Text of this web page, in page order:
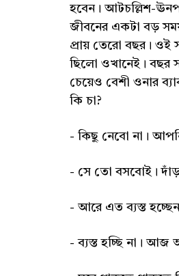
হবেন। আটচল্লিশ-
জীবনের একটা বড় সময়
প্রায় তেরো বছর। ওই
ছিলো ওখানেই। বছর
চেয়েও বেশী ওনার
কি চা?
- কিছু নেবো না।
- সে তো বসবোই।
- আরে এত ব্যস্ত
- ব্যস্ত হচ্ছি না। আজ